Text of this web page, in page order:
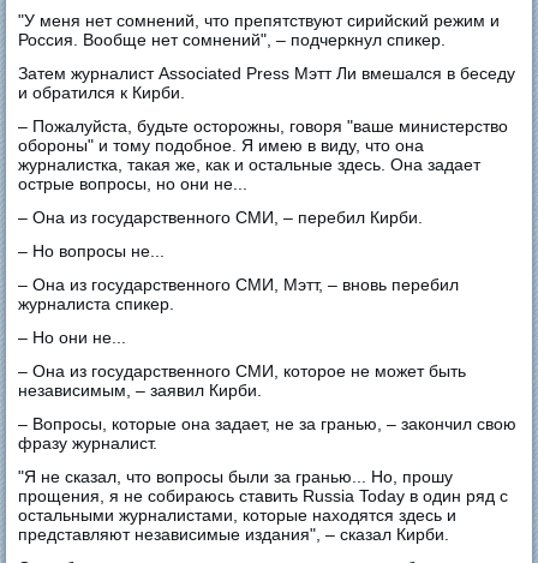
"У меня нет сомнений, что препятствуют сирийский режим и
Россия. Вообще нет сомнений", – подчеркнул спикер.
Затем журналист Associated Press Мэтт Ли вмешался в беседу
и обратился к Кирби.
– Пожалуйста, будьте осторожны, говоря "ваше министерство
обороны" и тому подобное. Я имею в виду, что она
журналистка, такая же, как и остальные здесь. Она задает
острые вопросы, но они не...
– Она из государственного СМИ, – перебил Кирби.
– Но вопросы не...
– Она из государственного СМИ, Мэтт, – вновь перебил
журналиста спикер.
– Но они не...
– Она из государственного СМИ, которое не может быть
независимым, – заявил Кирби.
– Вопросы, которые она задает, не за гранью, – закончил свою
фразу журналист.
"Я не сказал, что вопросы были за гранью... Но, прошу
прощения, я не собираюсь ставить Russia Today в один ряд с
остальными журналистами, которые находятся здесь и
представляют независимые издания", – сказал Кирби.